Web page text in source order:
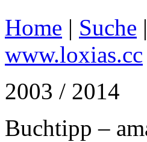
Home | Suche |
www.loxias.cc
2003 / 2014
Buchtipp –